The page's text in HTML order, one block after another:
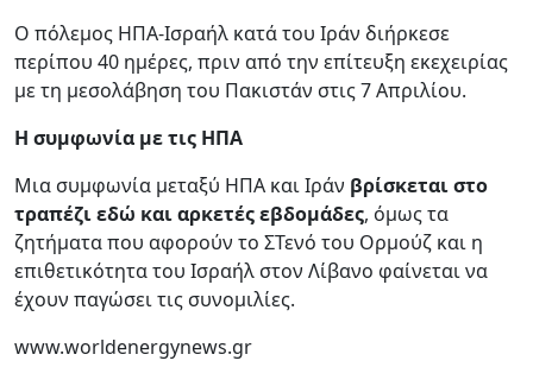
Ο πόλεμος ΗΠΑ-Ισραήλ κατά του Ιράν διήρκεσε
περίπου 40 ημέρες, πριν από την επίτευξη εκεχειρίας
με τη μεσολάβηση του Πακιστάν στις 7 Απριλίου.
Η συμφωνία με τις ΗΠΑ
Μια συμφωνία μεταξύ ΗΠΑ και Ιράν βρίσκεται στο
τραπέζι εδώ και αρκετές εβδομάδες, όμως τα
ζητήματα που αφορούν το ΣΤενό του Ορμούζ και η
επιθετικότητα του Ισραήλ στον Λίβανο φαίνεται να
έχουν παγώσει τις συνομιλίες.
www.worldenergynews.gr